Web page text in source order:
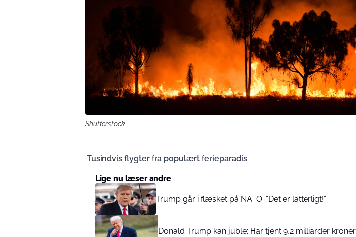
Shutterstock
Tusindvis flygter fra populært ferieparadis
Lige nu læser andre
Trump går i flæsket på NATO: “Det er latterligt!”
Donald Trump kan juble: Har tjent 9,2 milliarder kroner